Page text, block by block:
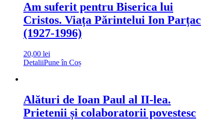
Am suferit pentru Biserica lui
Cristos. Viața Părintelui Ion Parțac
(1927-1996)
20,00 lei
DetaliiPune în Coș
Alături de Ioan Paul al II-lea.
Prietenii și colaboratorii povestesc